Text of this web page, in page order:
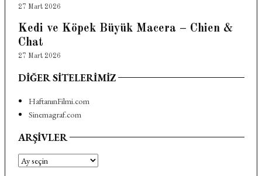
27 Mart 2026
Kedi ve Köpek Büyük Macera – Chien &
Chat
27 Mart 2026
DIĞER SITELERIMIZ
HaftanınFilmi.com
Sinemagraf.com
ARŞIVLER
Arşivler